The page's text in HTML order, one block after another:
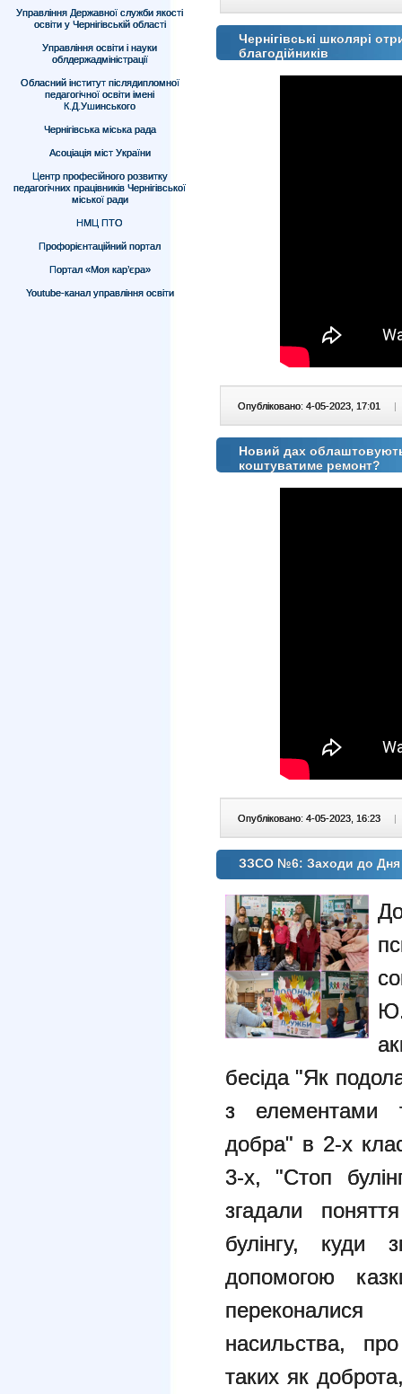
Управління Державної служби якості
освіти у Чернігівській області
Управління освіти і науки
облдержадміністрації
Обласний інститут післядипломної
педагогічної освіти імені
К.Д.Ушинського
Чернігівська міська рада
Асоціація міст України
Центр професійного розвитку
педагогічних працівників Чернігівської
міської ради
НМЦ ПТО
Профорієнтаційний портал
Портал «Моя кар’єра»
Youtube-канал управління освіти
Чернігівські школярі
благодійників
Опубліковано: 4-05-2023, 17:01 |
Новий дах облаштовують
коштуватиме ремонт?
Опубліковано: 4-05-2023, 16:23 |
ЗЗСО №6: Заходи до Дня
бесіда "Як
з елементами
добра" в 2-х
3-х, "Стоп
згадали
булінгу, куди
допомогою
насильства,
таких як